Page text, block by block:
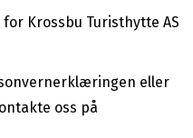
Krossbu Turisthytte AS
eller
oss på